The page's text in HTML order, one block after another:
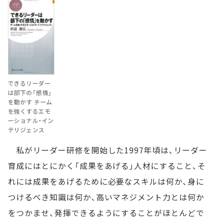
できるリーダー
は部下の「感情」
を動かす チーム
を強くするエモ
ーショナル・イン
テリジェンス
私がリーダー研修を開始した1997年頃は、リーダー
育成にはとにかく「成果をあげる」人材にすること、そ
れには成果をあげるために必要なスキルは何か、身に
つけるべき知識は何か、高いマネジメント力とは何か
をつかませ、発揮できるようにすることがほとんどで